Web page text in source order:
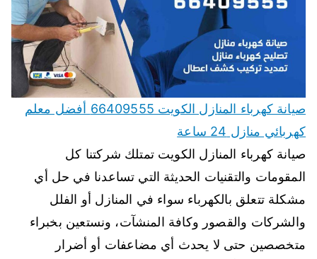
صيانة كهرباء المنازل الكويت 66409555 أفضل معلم
كهربائي منازل 24 ساعة
صيانة كهرباء المنازل الكويت تمتلك شركتنا كل
المقومات والتقنيات الحديثة التي تساعدنا في حل أي
مشكلة تتعلق بالكهرباء سواء في المنازل أو الفلل
والشركات والقصور وكافة المنشآت، ونستعين بخبراء
متخصصين حتى لا يحدث أي مضاعفات أو أضرار